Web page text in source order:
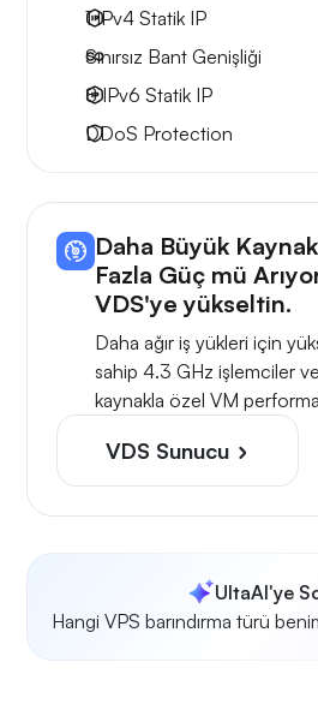
1 IPv4 Statik IP
Sınırsız Bant Genişliği
8 IPv6 Statik IP
DDoS Protection
Daha Büyük
Fazla Güç mü
VDS'ye yükseltin.
Daha ağır iş yükleri için
sahip 4.3 GHz işlemciler
kaynakla özel VM
VDS Sunucu
UltaAI'ye
Hangi VPS barındırma türü